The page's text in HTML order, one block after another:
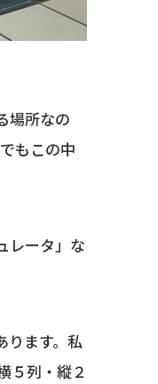
場所なの
もこの中
レータ」な
ります。私
５列・縦２